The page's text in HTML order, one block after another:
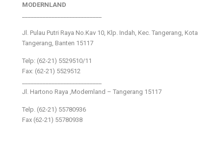
MODERNLAND
Jl. Pulau Putri Raya No.Kav 10, Klp. Indah, Kec. Tangerang, Kota
Tangerang, Banten 15117
Telp: (62-21) 5529510/11
Fax: (62-21) 5529512
Jl. Hartono Raya ,Modernland – Tangerang 15117
Telp. (62-21) 55780936
Fax (62-21) 55780938